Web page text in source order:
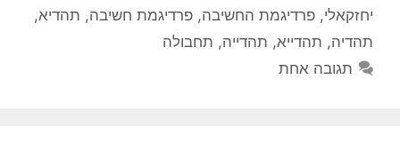
יחזקאלי, פרדיגמת החשיבה, פרדיגמת חשיבה, תהדיא,
תהדיה, תהדייא, תהדייה, תחבולה
תגובה אחת